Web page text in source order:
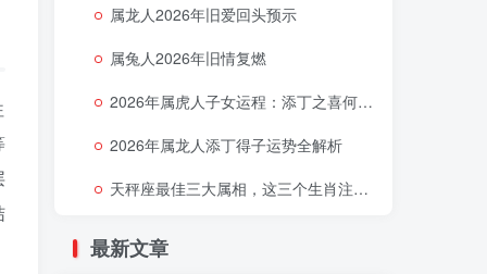
属龙人2026年旧爱回头预示
属兔人2026年旧情复燃
2026年属虎人子女运程：添丁之喜何时降临
2026年属龙人添丁得子运势全解析
天秤座最佳三大属相，这三个生肖注定让天秤座好运连连
最新文章